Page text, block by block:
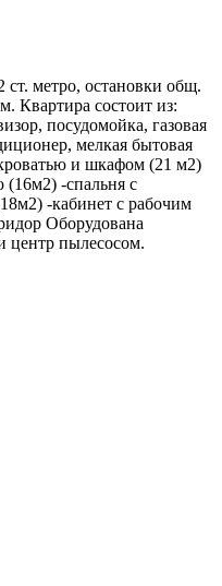
метро, остановки общ.
Квартира состоит из:
посудомойка, газовая
мелкая бытовая
и шкафом (21 м2)
(16м2) -спальня с
-кабинет с рабочим
Оборудована
центр пылесосом.